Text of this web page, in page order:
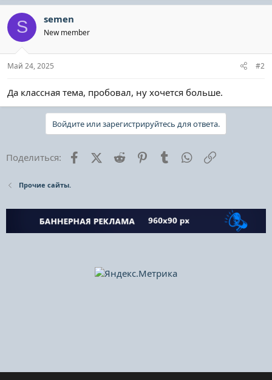
S semen
New member
Май 24, 2025 #2
Да классная тема, пробовал, ну хочется больше.
Войдите или зарегистрируйтесь для ответа.
Поделиться: FacebookX (Twitter)
Reddit PinterestTumblr WhatsApp
Прочие сайты.